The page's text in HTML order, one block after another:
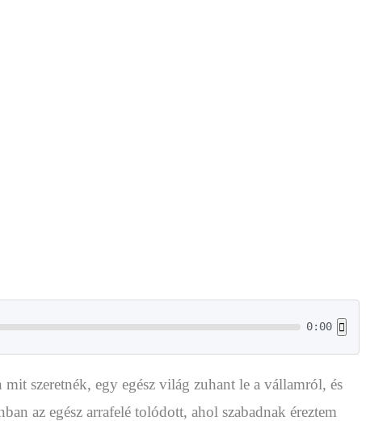
0:00
szeretnék, egy egész világ zuhant le a vállamról, és
az egész arrafelé tolódott, ahol szabadnak éreztem